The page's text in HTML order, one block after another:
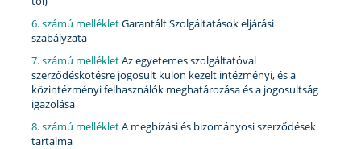
6. számú mellékletGarantált Szolgáltatások eljárási
szabályzata
7. számú mellékletAz egyetemes szolgáltatóval
szerződéskötésre jogosult külön kezelt intézményi, és a
közintézményi felhasználók meghatározása és a jogosultság
igazolása
8. számú mellékletA megbízási és bizományosi szerződések
tartalma